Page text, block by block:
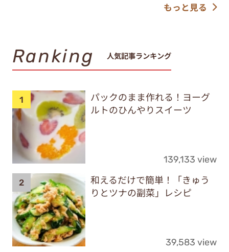
もっと見る
Ranking 人気記事ランキング
パックのまま作れる！ヨーグ
ルトのひんやりスイーツ
139,133 view
和えるだけで簡単！「きゅう
りとツナの副菜」レシピ
39,583 view